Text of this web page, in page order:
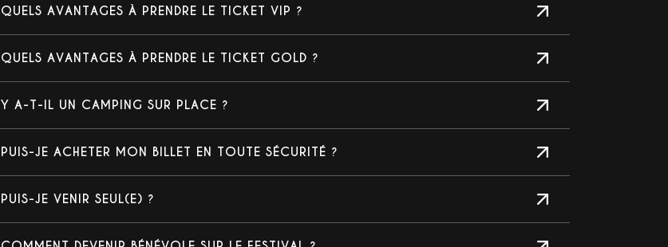
QUELS AVANTAGES À PRENDRE LE TICKET VIP ?
QUELS AVANTAGES À PRENDRE LE TICKET GOLD ?
Y A-T-IL UN CAMPING SUR PLACE ?
PUIS-JE ACHETER MON BILLET EN TOUTE SÉCURITÉ ?
PUIS-JE VENIR SEUL(E) ?